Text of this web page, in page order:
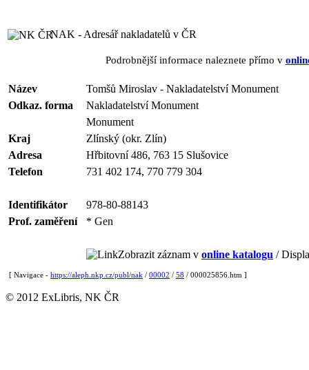
NAK - Adresář nakladatelů v ČR
Podrobnější informace naleznete přímo v
Název
Tomšů Miroslav - Nakladatelství Monument
Odkaz. forma
Nakladatelství Monument
Monument
Kraj
Zlínský (okr. Zlín)
Adresa
Hřbitovní 486, 763 15 Slušovice
Telefon
731 402 174, 770 779 304
Identifikátor
978-80-88143
Prof. zaměření
* Gen
Zobrazit záznam v online katalogu /
[ Navigace - https://aleph.nkp.cz/publ/nak / 00002 / 58 / 000025856.htm ]
© 2012 ExLibris, NK ČR